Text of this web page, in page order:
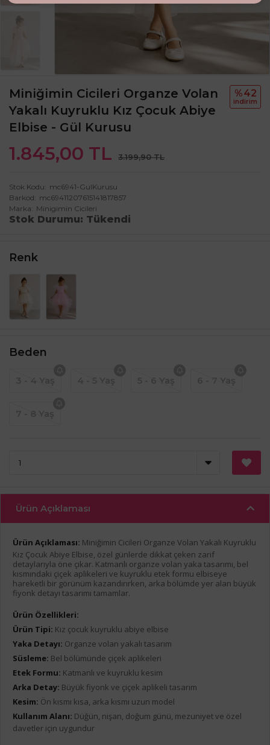
Miniğimin Cicileri Organze Volan
Yakalı Kuyruklu Kız Çocuk Abiye
Elbise - Gül Kurusu
1.845,00 TL 3.199,90 TL
%42
i̇ndi̇ri̇m
Stok Kodu
mc6941-GulKurusu
Barkod
mc69411207615141817857
Marka
Minigimin Cicileri
Stok Durumu Tükendi
Renk
Beden
Ürün Açıklaması
Ürün Açıklaması: Miniğimin Cicileri Organze Volan Yakalı Kuyruklu
Kız Çocuk Abiye Elbise, özel günlerde dikkat çeken zarif
detaylarıyla öne çıkar. Katmanlı organze volan yaka tasarımı, bel
kısmındaki çiçek aplikeleri ve kuyruklu etek formu elbiseye
hareketli bir görünüm kazandırırken, arka bölümde yer alan büyük
fiyonk detayı tasarımı tamamlar.
Ürün Özellikleri:
Ürün Tipi: Kız çocuk kuyruklu abiye elbise
Yaka Detayı: Organze volan yakalı tasarım
Süsleme: Bel bölümünde çiçek aplikeleri
Etek Formu: Katmanlı ve kuyruklu kesim
Arka Detay: Büyük fiyonk ve çiçek aplikeli tasarım
Kesim: Ön kısmı kısa, arka kısmı uzun model
Kullanım Alanı: Düğün, nişan, doğum günü, mezuniyet ve özel
davetler için uygundur